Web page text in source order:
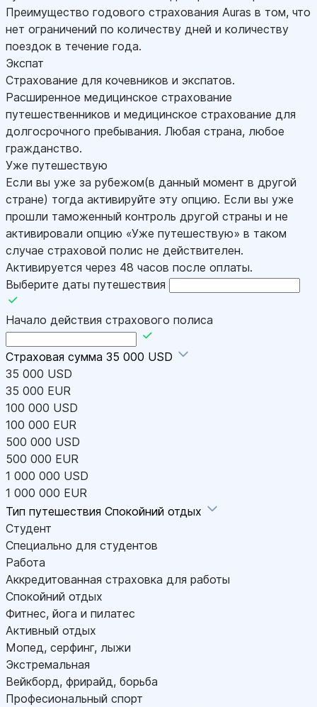
Преимущество годового страхования Auras в том, что
нет ограничений по количеству дней и количеству
поездок в течение года.
Экспат
Страхование для кочевников и экспатов.
Расширенное медицинское страхование
путешественников и медицинское страхование для
долгосрочного пребывания. Любая страна, любое
гражданство.
Уже путешествую
Если вы уже за рубежом(в данный момент в другой
стране) тогда активируйте эту опцию. Если вы уже
прошли таможенный контроль другой страны и не
активировали опцию «Уже путешествую» в таком
случае страховой полис не действителен.
Активируется через 48 часов после оплаты.
Выберите даты путешествия
Начало действия страхового полиса
Страховая сумма 35 000 USD
35 000 USD
35 000 EUR
100 000 USD
100 000 EUR
500 000 USD
500 000 EUR
1 000 000 USD
1 000 000 EUR
Тип путешествия Спокойний отдых
Студент
Специально для студентов
Работа
Аккредитованная страховка для работы
Спокойний отдых
Фитнес, йога и пилатес
Активный отдых
Мопед, серфинг, лыжи
Экстремальная
Вейкборд, фрирайд, борьба
Професиональный спорт